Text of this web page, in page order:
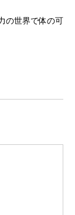
の世界で体の可